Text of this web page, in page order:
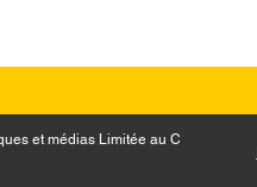
et médias Limitée au Canada.